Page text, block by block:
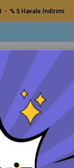
- % 5 Havale İndirimi
ve Bezler